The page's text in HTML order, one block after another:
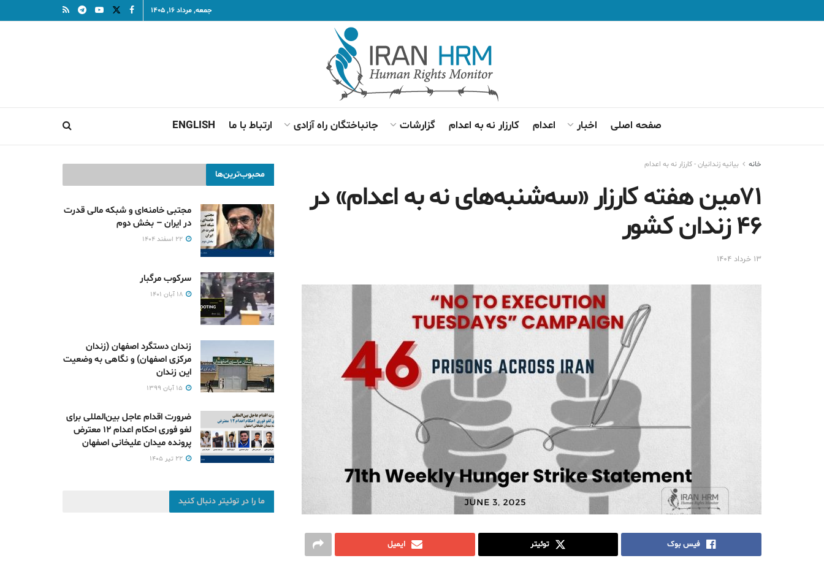
جمعه, مرداد ۱۶, ۱۴۰۵
صفحه اصلی اخبار اعدام کارزار نه به اعدام گزارشات جانباختگان راه آزادی ارتباط با ما ENGLISH
خانه بیانیه زندانیان - کارزار نه به اعدام
۷۱مین هفته کارزار «سه‌شنبه‌های نه به اعدام» در
۴۶ زندان کشور
۱۳ خرداد ۱۴۰۴
فیس بوک توئیتر ایمیل
محبوب‌ترین‌ها
مجتبی خامنه‌ای و شبکه مالی قدرت
در ایران – بخش دوم
سرکوب مرگبار
زندان دستگرد اصفهان (زندان
مرکزی اصفهان) و نگاهی به وضعیت
این زندان
ضرورت اقدام عاجل بین‌المللی برای
لغو فوری احکام اعدام ۱۲ معترض
پرونده میدان علیخانی اصفهان
ما را در توئیتر دنبال کنید